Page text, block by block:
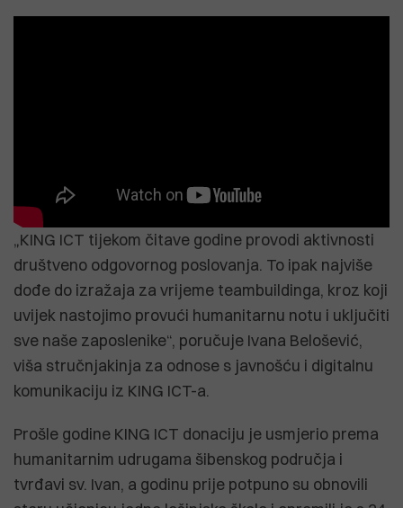
„KING ICT tijekom čitave godine provodi aktivnosti
društveno odgovornog poslovanja. To ipak najviše
dođe do izražaja za vrijeme teambuildinga, kroz koji
uvijek nastojimo provući humanitarnu notu i uključiti
sve naše zaposlenike“, poručuje Ivana Belošević,
viša stručnjakinja za odnose s javnošću i digitalnu
komunikaciju iz KING ICT-a.
Prošle godine KING ICT donaciju je usmjerio prema
humanitarnim udrugama šibenskog područja i
tvrđavi sv. Ivan, a godinu prije potpuno su obnovili